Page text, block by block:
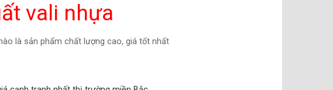
vali nhựa
là sản phẩm chất lượng cao, giá tốt nhất